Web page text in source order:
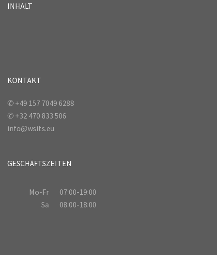
INHALT
KONTAKT
✆ +49 157 7049 6288
✆ +32 470 833 506
info@wsits.eu
GESCHÄFTSZEITEN
Mo-Fr
Sa
07:00-19:00
08:00-18:00